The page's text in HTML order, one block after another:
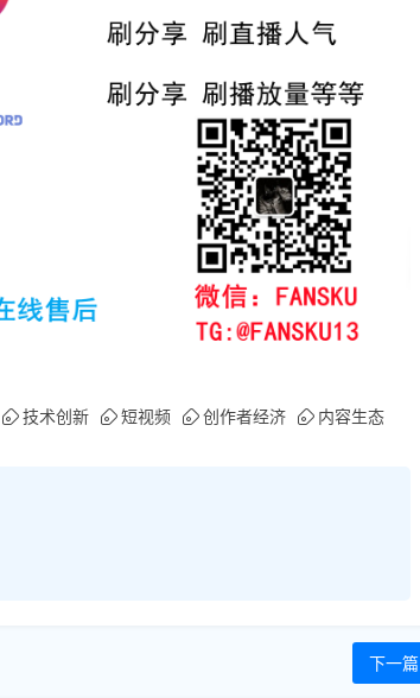
技术创新 短视频 创作者经济 内容生态
下一篇